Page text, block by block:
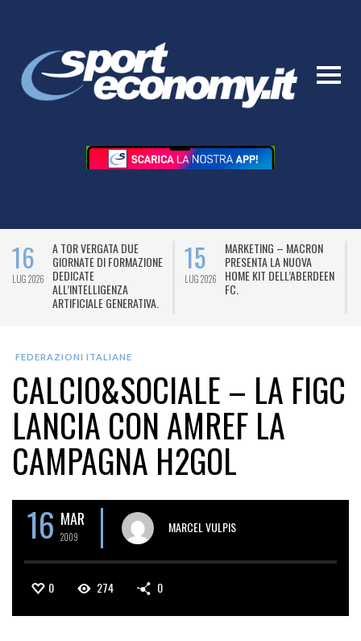
16
LUG 2026
A TOR VERGATA DUE
GIORNATE DI FORMAZIONE
DEDICATE
ALL’INTELLIGENZA
ARTIFICIALE GENERATIVA.
15
LUG 2026
MARKETING – MACRON
PRESENTA LA NUOVA
HOME KIT DELL’ABERDEEN
FC.
FEDERAZIONI ITALIANE
CALCIO&SOCIALE – LA FIGC
LANCIA CON AMREF LA
CAMPAGNA H2GOL
16 MAR
2009
MARCEL VULPIS
0 274 0